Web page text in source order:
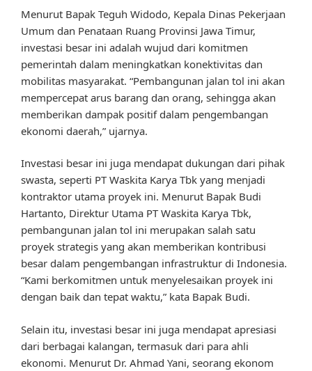
Menurut Bapak Teguh Widodo, Kepala Dinas Pekerjaan
Umum dan Penataan Ruang Provinsi Jawa Timur,
investasi besar ini adalah wujud dari komitmen
pemerintah dalam meningkatkan konektivitas dan
mobilitas masyarakat. “Pembangunan jalan tol ini akan
mempercepat arus barang dan orang, sehingga akan
memberikan dampak positif dalam pengembangan
ekonomi daerah,” ujarnya.
Investasi besar ini juga mendapat dukungan dari pihak
swasta, seperti PT Waskita Karya Tbk yang menjadi
kontraktor utama proyek ini. Menurut Bapak Budi
Hartanto, Direktur Utama PT Waskita Karya Tbk,
pembangunan jalan tol ini merupakan salah satu
proyek strategis yang akan memberikan kontribusi
besar dalam pengembangan infrastruktur di Indonesia.
“Kami berkomitmen untuk menyelesaikan proyek ini
dengan baik dan tepat waktu,” kata Bapak Budi.
Selain itu, investasi besar ini juga mendapat apresiasi
dari berbagai kalangan, termasuk dari para ahli
ekonomi. Menurut Dr. Ahmad Yani, seorang ekonom